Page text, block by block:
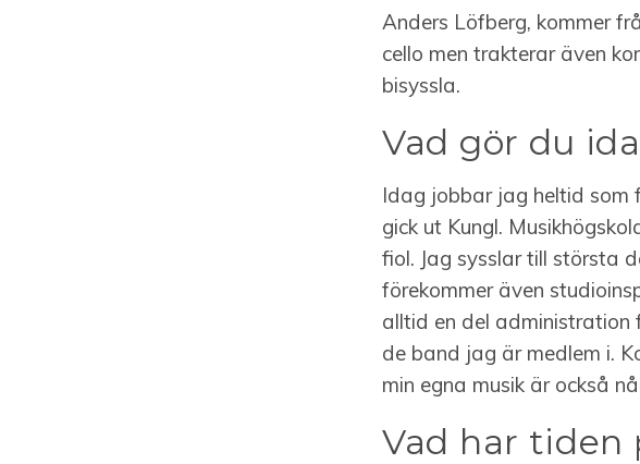
Anders Löfberg, kommer
cello men trakterar även
bisyssla.
Vad gör du
Idag jobbar jag heltid som
gick ut Kungl.
fiol. Jag sysslar till största
förekommer även
alltid en del administration
de band jag är medlem i.
min egna musik är också
Vad har